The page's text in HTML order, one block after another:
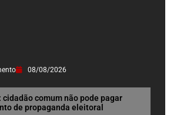
08/08/2026
cidadão comum não pode pagar
de propaganda eleitoral